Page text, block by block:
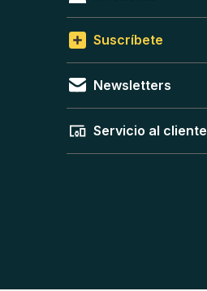
Suscríbete
Newsletters
Servicio al cliente